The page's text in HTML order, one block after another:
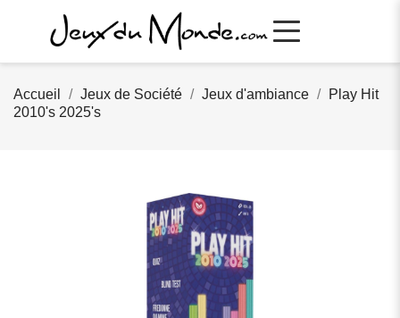
Accueil Jeux de Société Jeux d'ambiance
Play Hit
2010's 2025's